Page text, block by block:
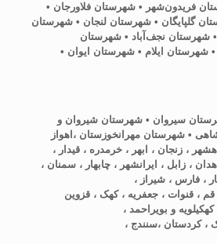
فریدون‌شهر • شهرستان فلاورجان •
گلپایگان • شهرستان لنجان • شهرستان
• شهرستان نجف‌آباد • شهرستان
شهرستان ایلام • شهرستان ایوان •
سیروان • شهرستان شیروان و
• شهرستان مهرانخوزستان ،اهواز
، زنجان ، ابهر ، خرمدره ، قیدار ،
، زابل ، ایرانشهر ، چابهار ، سمنان ،
، فارس ، شیراز ،
، قنوات ، جعفریه ، کهک ، قزوین
و بویراحمد ،
، کردستان ،سنندج ،